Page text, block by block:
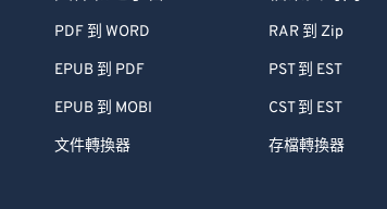
PDF 到 WORD
EPUB 到 PDF
EPUB 到 MOBI
文件轉換器
RAR 到 Zip
PST 到 EST
CST 到 EST
存檔轉換器